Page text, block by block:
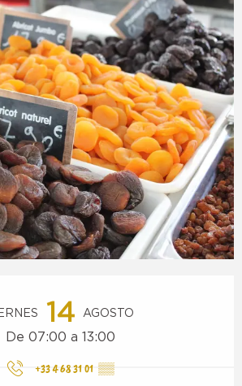
14 AGOSTO
De 07:00 a 13:00
+33 4 68 31 01 ▒▒